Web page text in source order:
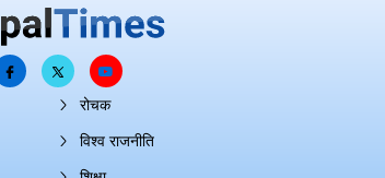
रोचक
विश्व राजनीति